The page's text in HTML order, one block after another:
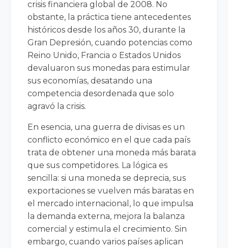
crisis financiera global de 2008. No
obstante, la práctica tiene antecedentes
históricos desde los años 30, durante la
Gran Depresión, cuando potencias como
Reino Unido, Francia o Estados Unidos
devaluaron sus monedas para estimular
sus economías, desatando una
competencia desordenada que solo
agravó la crisis.
En esencia, una guerra de divisas es un
conflicto económico en el que cada país
trata de obtener una moneda más barata
que sus competidores. La lógica es
sencilla: si una moneda se deprecia, sus
exportaciones se vuelven más baratas en
el mercado internacional, lo que impulsa
la demanda externa, mejora la balanza
comercial y estimula el crecimiento. Sin
embargo, cuando varios países aplican